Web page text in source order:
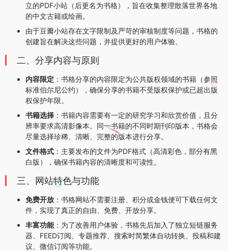
立的PDF小站（后更名为书格），旨在收集整理散落世界各地
的中文古籍或绘画。
由于豆瓣小站存在文字限制及严苛的审核制度等问题，书格的
创建旨在解决这些问题，并提供更好的用户体验。
二、分享内容与原则
内容限定 ：书格分享的内容限定为公共版权领域的书籍（参照
标准伯尔尼公约），确保分享的书籍不受版权保护或已超出版
权保护年限。
书籍选择 ：书籍内容需要有一定的研究学习和欣赏价值，且分
辨率要求高清影像本。同一书籍的不同时期刊印版本，书格会
尽量选择珍稀、清晰、完整的版本进行分享。
文件格式 ：主要发布的文件为PDF格式（高清彩色，部分有黑
白版），确保书籍内容的清晰度和可读性。
三、网站特色与功能
免费开放 ：书格网站不需要注册、积分或金钱便可下载任何文
件，实现了真正的自由、免费、开放分享。
丰富功能：为了改善用户体验，书格先后加入了独立短链服务
器、FEED订阅、专题推荐、搜索时简繁体自动转换、投稿和建
议、微信订阅等功能。